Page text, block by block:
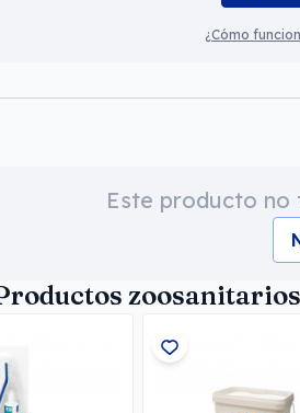
¿Cómo
Este producto no
zoosanitarios